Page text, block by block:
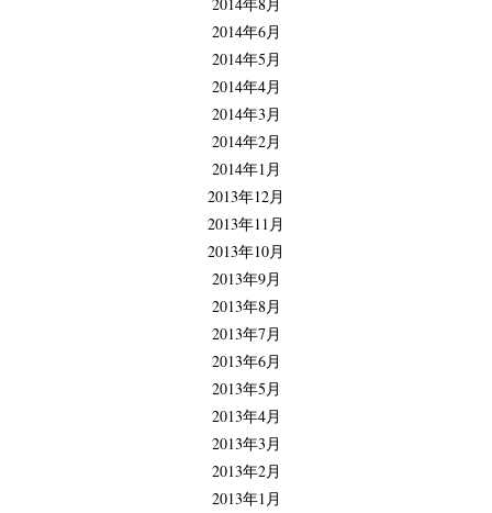
2014年6月
2014年5月
2014年4月
2014年3月
2014年2月
2014年1月
2013年12月
2013年11月
2013年10月
2013年9月
2013年8月
2013年7月
2013年6月
2013年5月
2013年4月
2013年3月
2013年2月
2013年1月